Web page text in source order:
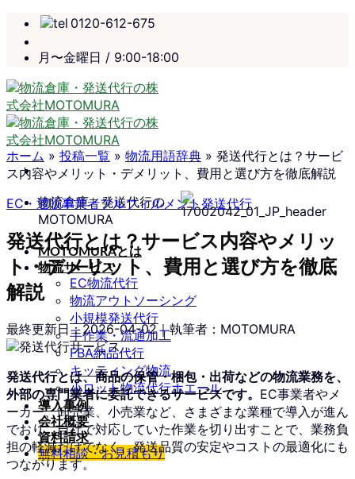
Skip
content
0120-612-675
月〜金曜日 / 9:00-18:00
物流倉庫・発送代行の
MOTOMURA
MOTOMURAとは
物流サービス
EC物流代行
物流アウトソーシング
小規模発送代行
手作業・流通加工
FBA納品代行
キッティング物流
小ロット物流代行ホエール
導入事例
会社概要
資料請求
無料相談・お見積もり
ホーム » 投稿一覧 » 物流用語辞典 » 発送代行とは？サービ
ス内容やメリット・デメリット、費用と選び方を徹底解説
EC・通販事業者フルフィルメント発送代行
発送代行とは？サービス内容やメリッ
ト・デメリット、費用と選び方を徹底
解説
最終更新日：2026-04-02｜執筆者：MOTOMURA
発送代行とは、商品の保管・梱包・出荷などの物流業務を、
外部の専門業者に委託できるサービスです。 EC事業者やメ
ーカー、卸売業、小売業など、さまざまな業種で導入が進ん
でおり、自社で対応していた作業を切り出すことで、業務負
担の軽減だけでなく、発送品質の安定やコストの最適化にも
つながります。